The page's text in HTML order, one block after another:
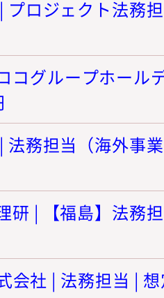
プロジェクト法務
コグループホール
法務担当（海外事
研 | 【福島】法務
会社 | 法務担当 |